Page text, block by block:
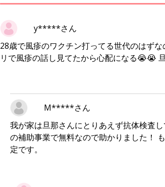
y*****さん
28歳で風疹のワクチン打ってる世代のはず
リで風疹の話し見てたから心配になる😭😭
M*****さん
我が家は旦那さんにとりあえず抗体検査
の補助事業で無料なので助かりました！
定です。